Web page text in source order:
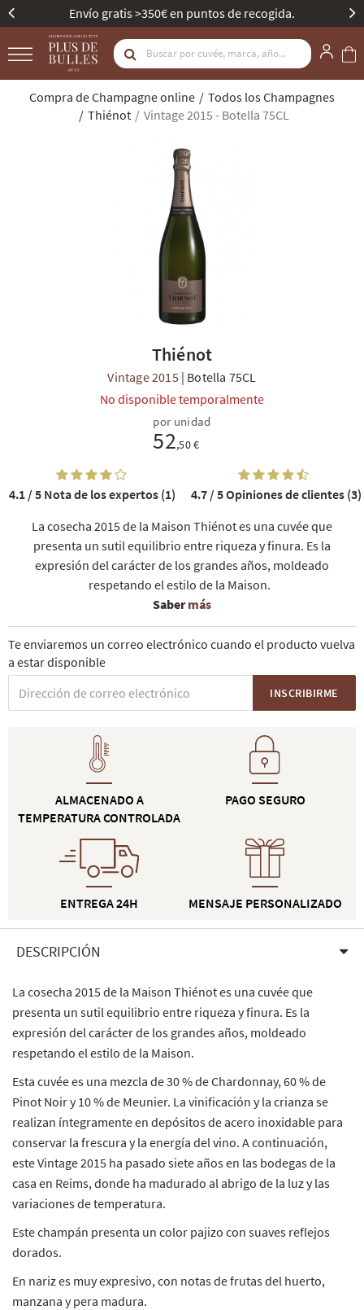
en puntos de recogida. Mejor Bodega de
Compra de Champagne online
Todos los Champagnes
Thiénot
Vintage 2015 - Botella 75CL
Thiénot
Vintage 2015 | Botella 75CL
No disponible temporalmente
La cosecha 2015 de la Maison Thiénot es una cuvée que
presenta un sutil equilibrio entre riqueza y finura. Es la
expresión del carácter de los grandes años, moldeado
respetando el estilo de la Maison.
Sabermás
por unidad
52,50 €
4.1 / 5 Nota de los expertos (1) 4.7 / 5Opiniones de clientes (3)
Te enviaremos un correo electrónico cuando el producto vuelva
a estar disponible
INSCRIBIRME
ALMACENADO A
TEMPERATURA CONTROLADA
ENTREGA 24H
PAGO SEGURO
MENSAJE PERSONALIZADO
DESCRIPCIÓN
La cosecha 2015 de la Maison Thiénot es una cuvée que
presenta un sutil equilibrio entre riqueza y finura. Es la
expresión del carácter de los grandes años, moldeado
respetando el estilo de la Maison.
Esta cuvée es una mezcla de 30 % de Chardonnay, 60 % de
Pinot Noir y 10 % de Meunier. La vinificación y la crianza se
realizan íntegramente en depósitos de acero inoxidable para
conservar la frescura y la energía del vino. A continuación,
este Vintage 2015 ha pasado siete años en las bodegas de la
casa en Reims, donde ha madurado al abrigo de la luz y las
variaciones de temperatura.
Este champán presenta un color pajizo con suaves reflejos
dorados.
En nariz es muy expresivo, con notas de frutas del huerto,
manzana y pera madura.